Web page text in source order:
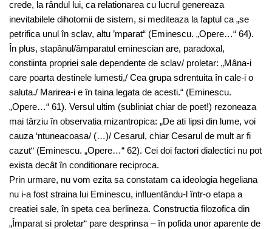
crede, la rândul lui, ca relationarea cu lucrul genereaza
inevitabilele dihotomii de sistem, si mediteaza la faptul ca „se
petrifica unul în sclav, altu ’mparat“ (Eminescu. „Opere…“ 64).
În plus, stapânul/âmparatul eminescian are, paradoxal,
constiinta propriei sale dependente de sclav/ proletar: „Mâna-i
care poarta destinele lumesti,/ Cea grupa sdrentuita în cale-i o
saluta./ Marirea-i e în taina legata de acesti.“ (Eminescu.
„Opere…“ 61). Versul ultim (subliniat chiar de poet!) rezoneaza
mai târziu în observatia mizantropica: „De ati lipsi din lume, voi
cauza ‘ntuneacoasa/ (…)/ Cesarul, chiar Cesarul de mult ar fi
cazut“ (Eminescu. „Opere…“ 62). Cei doi factori dialectici nu pot
exista decât în conditionare reciproca.
Prin urmare, nu vom ezita sa constatam ca ideologia hegeliana
nu i-a fost straina lui Eminescu, influentându-l într-o etapa a
creatiei sale, în speta cea berlineza. Constructia filozofica din
„Împarat si proletar“ pare desprinsa – în pofida unor aparente de